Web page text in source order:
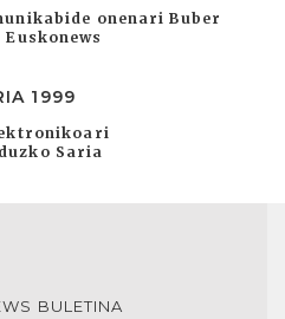
onenari Buber
1999
Saria
BULETINA